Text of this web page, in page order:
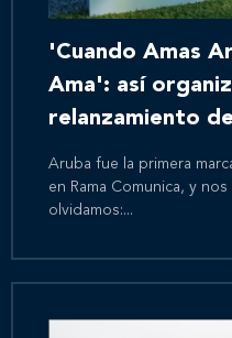
'Cuando Amas
Ama': así
relanzamiento
Aruba fue la primera
en Rama Comunica, y
olvidamos:...